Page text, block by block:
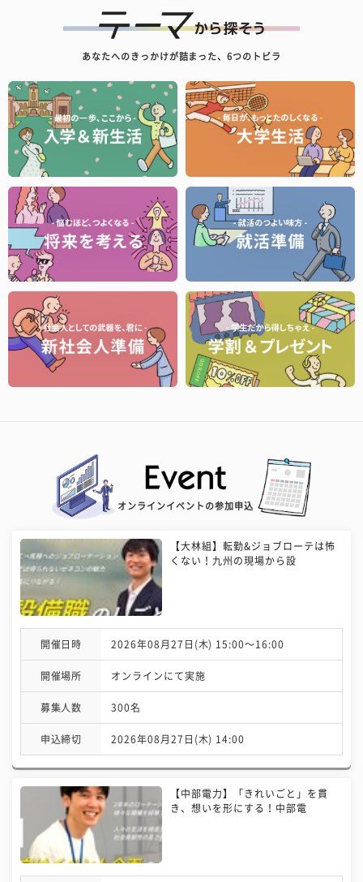
あなたへのきっかけが詰まった、6つのトビラ
オンラインイベントの参加申込
【大林組】転勤&ジョブローテは怖
くない！九州の現場から設
開催日時 2026年08月27日(木) 15:00〜16:00
開催場所 オンラインにて実施
募集人数 300名
申込締切 2026年08月27日(木) 14:00
【中部電力】「きれいごと」を貫
き、想いを形にする！中部電